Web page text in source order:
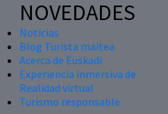
NOVEDADES
Noticias
Blog Turista maitea
Acerca de Euskadi
Experiencia inmersiva de
Realidad virtual
Turismo responsable